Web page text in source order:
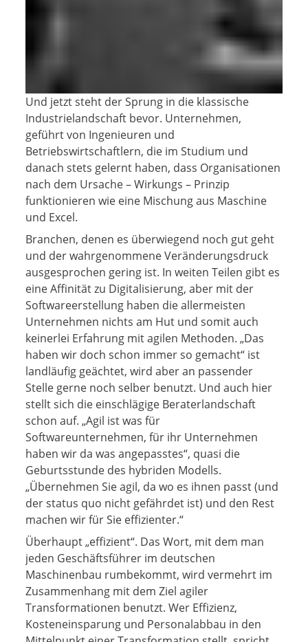
Und jetzt steht der Sprung in die klassische
Industrielandschaft bevor. Unternehmen,
geführt von Ingenieuren und
Betriebswirtschaftlern, die im Studium und
danach stets gelernt haben, dass Organisationen
nach dem Ursache – Wirkungs – Prinzip
funktionieren wie eine Mischung aus Maschine
und Excel.
Branchen, denen es überwiegend noch gut geht
und der wahrgenommene Veränderungsdruck
ausgesprochen gering ist. In weiten Teilen gibt es
eine Affinität zu Digitalisierung, aber mit der
Softwareerstellung haben die allermeisten
Unternehmen nichts am Hut und somit auch
keinerlei Erfahrung mit agilen Methoden. „Das
haben wir doch schon immer so gemacht“ ist
landläufig geächtet, wird aber an passender
Stelle gerne noch selber benutzt. Und auch hier
stellt sich die einschlägige Beraterlandschaft
schon auf. „Agil ist was für
Softwareunternehmen, für ihr Unternehmen
haben wir da was angepasstes“, quasi die
Geburtsstunde des hybriden Modells.
„Übernehmen Sie agil, da wo es ihnen passt (und
der status quo nicht gefährdet ist) und den Rest
machen wir für Sie effizienter.“
Überhaupt „effizient“. Das Wort, mit dem man
jeden Geschäftsführer im deutschen
Maschinenbau rumbekommt, wird vermehrt im
Zusammenhang mit dem Ziel agiler
Transformationen benutzt. Wer Effizienz,
Kosteneinsparung und Personalabbau in den